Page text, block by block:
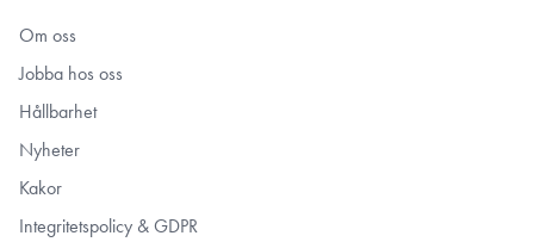
Om oss
Jobba hos oss
Hållbarhet
Nyheter
Kakor
Integritetspolicy & GDPR